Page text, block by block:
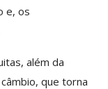
e, os
além da
que torna